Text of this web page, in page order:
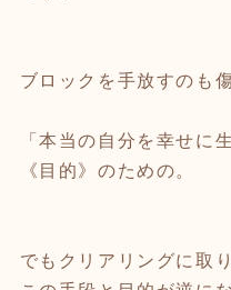
ブロックを手放すのも
「本当の自分を幸せに
《目的》のための。
でもクリアリングに取